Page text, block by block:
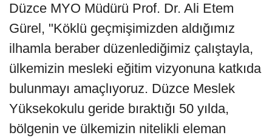
Düzce MYO Müdürü Prof. Dr. Ali Etem
Gürel, "Köklü geçmişimizden aldığımız
ilhamla beraber düzenlediğimiz çalıştayla,
ülkemizin mesleki eğitim vizyonuna katkıda
bulunmayı amaçlıyoruz. Düzce Meslek
Yüksekokulu geride bıraktığı 50 yılda,
bölgenin ve ülkemizin nitelikli eleman